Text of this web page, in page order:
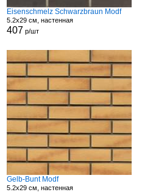
Eisenschmelz Schwarzbraun Modf
5.2x29 см, настенная
407 р/шт
Gelb-Bunt Modf
5.2x29 см, настенная